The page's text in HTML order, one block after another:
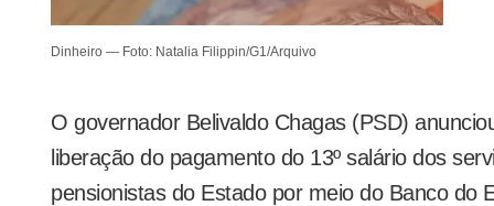
Dinheiro — Foto: Natalia Filippin/G1/Arquivo
O governador Belivaldo Chagas (PSD)
liberação do pagamento do 13º salário dos
pensionistas do Estado por meio do Banco do